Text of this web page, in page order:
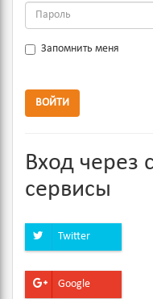
Запомнить меня
ВОЙТИ
Вход через
сервисы
Twitter
Google